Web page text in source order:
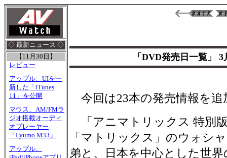
◇ 最新ニュース ◇
【11月30日】
レビュー
アップル、UIを一
新した「iTunes
11」を公開
マウス、AM/FMラ
ジオ搭載オーディ
オプレーヤー
「Lyumo M33」
アップル、
「DVD発売日一覧」
今回は23本の発売情報を追
「アニマトリックス 特別
「マトリックス」のウォシ
弟と、日本を中心とした世